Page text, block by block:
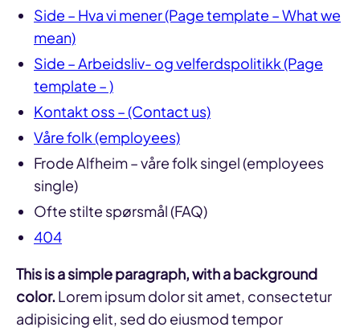
Side – Hva vi mener (Page template – What we
mean)
Side – Arbeidsliv- og velferdspolitikk (Page
template – )
Kontakt oss – (Contact us)
Våre folk (employees)
Frode Alfheim – våre folk singel (employees
single)
Ofte stilte spørsmål (FAQ)
404
This is a simple paragraph, with a background
color. Lorem ipsum dolor sit amet, consectetur
adipisicing elit, sed do eiusmod tempor